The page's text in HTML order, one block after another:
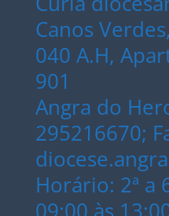
Canos
040 A.H,
901
Angra do
295216670;
Horário: 2ª a